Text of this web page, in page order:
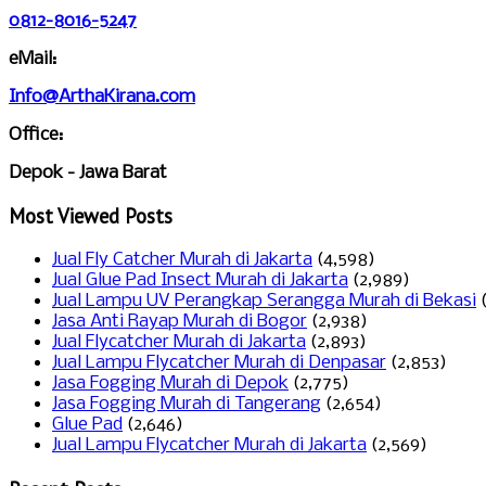
0812-8016-5247
eMail:
Info@ArthaKirana.com
Office:
Depok - Jawa Barat
Most Viewed Posts
Jual Fly Catcher Murah di Jakarta (4,598)
Jual Glue Pad Insect Murah di Jakarta (2,989)
Jual Lampu UV Perangkap Serangga Murah di Bekasi
Jasa Anti Rayap Murah di Bogor (2,938)
Jual Flycatcher Murah di Jakarta (2,893)
Jual Lampu Flycatcher Murah di Denpasar (2,853)
Jasa Fogging Murah di Depok (2,775)
Jasa Fogging Murah di Tangerang (2,654)
Glue Pad (2,646)
Jual Lampu Flycatcher Murah di Jakarta (2,569)